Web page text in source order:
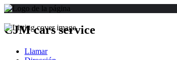
CJM cars service
Llamar